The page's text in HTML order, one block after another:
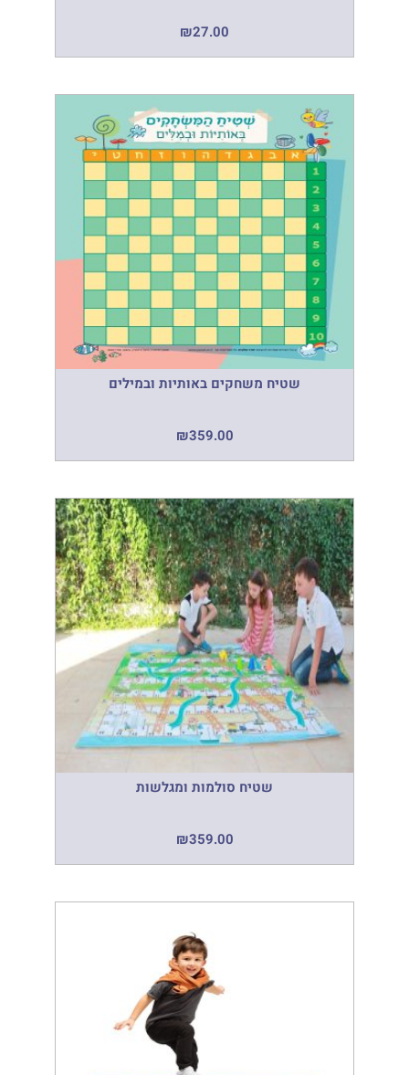
₪27.00
שטיח משחקים באותיות ובמילים
₪359.00
שטיח סולמות ומגלשות
₪359.00